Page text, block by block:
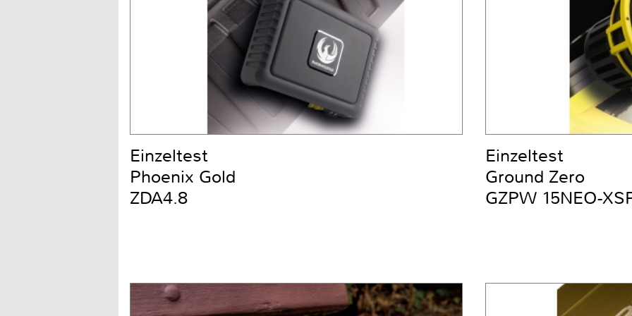
Einzeltest
Phoenix Gold
ZDA4.8
Einzeltest
Ground Zero
GZPW 15NEO-